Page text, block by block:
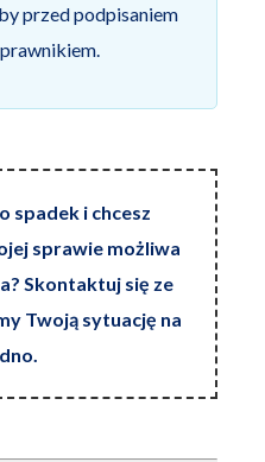
przed podpisaniem
spadek i chcesz
sprawie możliwa
Skontaktuj się ze
Twoją sytuację na